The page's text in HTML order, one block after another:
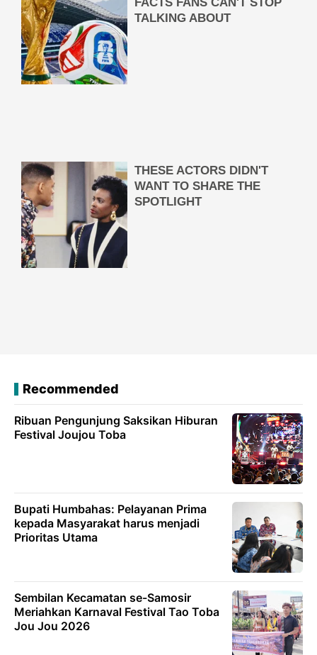
Recommended
Ribuan Pengunjung Saksikan Hiburan
Festival Joujou Toba
Bupati Humbahas: Pelayanan Prima
kepada Masyarakat harus menjadi
Prioritas Utama
Sembilan Kecamatan se-Samosir
Meriahkan Karnaval Festival Tao Toba
Jou Jou 2026